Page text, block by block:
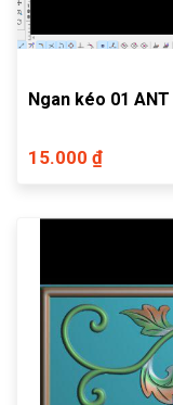
Ngan kéo 01 ANT
15.000 ₫